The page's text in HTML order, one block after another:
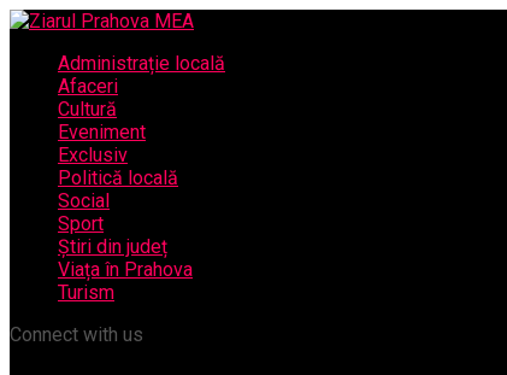
Administrație locală
Afaceri
Cultură
Eveniment
Exclusiv
Politică locală
Social
Sport
Știri din județ
Viața în Prahova
Turism
Connect with us